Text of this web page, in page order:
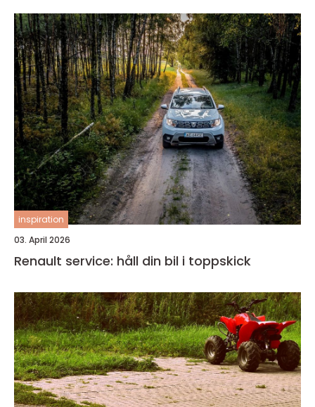
inspiration
03. April 2026
Renault service: håll din bil i toppskick